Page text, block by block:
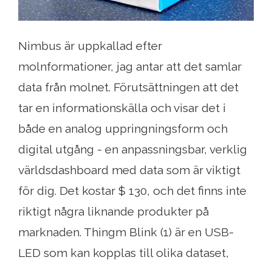
Nimbus är uppkallad efter
molnformationer, jag antar att det samlar
data från molnet. Förutsättningen att det
tar en informationskälla och visar det i
både en analog uppringningsform och
digital utgång - en anpassningsbar, verklig
världsdashboard med data som är viktigt
för dig. Det kostar $ 130, och det finns inte
riktigt några liknande produkter på
marknaden. Thingm Blink (1) är en USB-
LED som kan kopplas till olika dataset,